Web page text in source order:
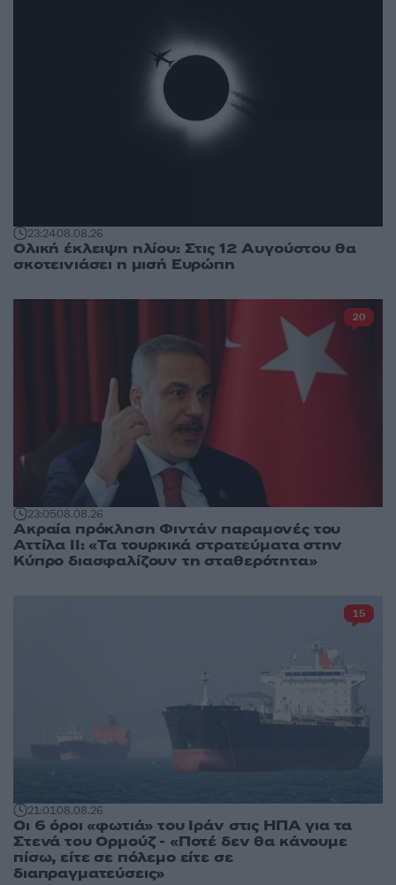
23:2408.08.26
Ολική έκλειψη ηλίου: Στις 12 Αυγούστου θα
σκοτεινιάσει η μισή Ευρώπη
23:0508.08.26
Ακραία πρόκληση Φιντάν παραμονές του
Αττίλα ΙΙ: «Τα τουρκικά στρατεύματα στην
Κύπρο διασφαλίζουν τη σταθερότητα»
20
21:0108.08.26
Οι 6 όροι «φωτιά» του Ιράν στις ΗΠΑ για τα
Στενά του Ορμούζ - «Ποτέ δεν θα κάνουμε
πίσω, είτε σε πόλεμο είτε σε
διαπραγματεύσεις»
15